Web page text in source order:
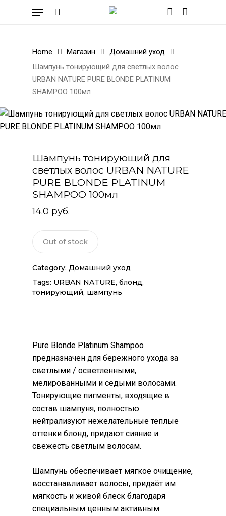
Menu
Home Магазин
Домашний уход
Шампунь тонирующий для светлых волос
URBAN NATURE PURE BLONDE PLATINUM
SHAMPOO 100мл
Шампунь тонирующий для
светлых волос URBAN NATURE
PURE BLONDE PLATINUM
SHAMPOO 100мл
14.0 руб.
Out of stock
Category: Домашний уход
Tags: URBAN NATURE, блонд,
тонирующий, шампунь
Pure Blonde Platinum Shampoo
предназначен для бережного ухода за
светлыми / осветленными,
мелированными и седыми волосами.
Тонирующие пигменты, входящие в
состав шампуня, полностью
нейтрализуют нежелательные тёплые
оттенки блонд, придают сияние и
свежесть светлым волосам.
Шампунь обеспечивает мягкое очищение,
восстанавливает волосы, придаёт им
мягкость и живой блеск благодаря
специальным ценным активным